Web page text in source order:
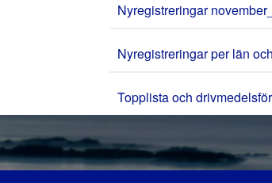
Nyregistreringar
Nyregistreringar per län
Topplista och